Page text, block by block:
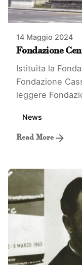
14 Maggio 2024
Fondazione
Istituita la
Fondazione
leggere
News
Read More